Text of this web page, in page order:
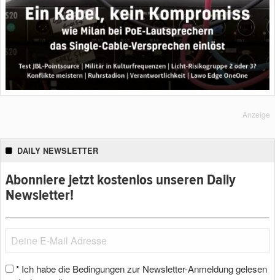
Anzeige
DAILY NEWSLETTER
Abonniere jetzt kostenlos unseren Daily
Newsletter!
* Ich habe die Bedingungen zur Newsletter-Anmeldung gelesen